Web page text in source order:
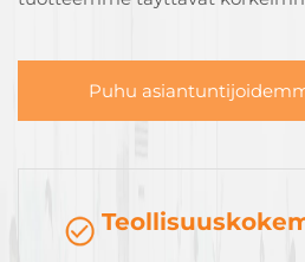
Puhu